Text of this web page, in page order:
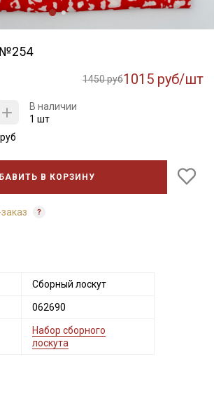
№254
1450 руб1015 руб/шт
В наличии
1 шт
руб
В КОРЗИНУ
Сборный лоскут
062690
Набор сборного
лоскута
и скидки до 30% на узкие
категории тканей